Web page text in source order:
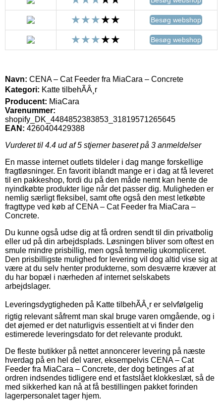
Besøg webshop
Besøg webshop
Navn: CENA – Cat Feeder fra MiaCara – Concrete
Kategori: Katte tilbehÃÂ¸r
Producent: MiaCara
Varenummer:
shopify_DK_4484852383853_31819571265645
EAN: 4260404429388
Vurderet til 4.4 ud af 5 stjerner baseret på 3 anmeldelser
En masse internet outlets tildeler i dag mange forskellige
fragtløsninger. En favorit iblandt mange er i dag at få leveret
til en pakkeshop, fordi du på den måde nemt kan hente de
nyindkøbte produkter lige når det passer dig. Muligheden er
nemlig særligt fleksibel, samt ofte også den mest letkøbte
fragttype ved køb af CENA – Cat Feeder fra MiaCara –
Concrete.
Du kunne også udse dig at få ordren sendt til din privatbolig
eller ud på din arbejdsplads. Løsningen bliver som oftest en
smule mindre prisbillig, men også temmelig ukompliceret.
Den prisbilligste mulighed for levering vil dog altid vise sig at
være at du selv henter produkterne, som desværre kræver at
du har bopæl i nærheden af internet selskabets
arbejdslager.
Leveringsdygtigheden på Katte tilbehÃÂ¸r er selvfølgelig
rigtig relevant såfremt man skal bruge varen omgående, og i
det øjemed er det naturligvis essentielt at vi finder den
estimerede leveringsdato for det relevante produkt.
De fleste butikker på nettet annoncerer levering på næste
hverdag på en hel del varer, eksempelvis CENA – Cat
Feeder fra MiaCara – Concrete, der dog betinges af at
ordren indsendes tidligere end et fastslået klokkeslæt, så de
med sikkerhed kan nå at få bestillingen pakket forinden
lagerpersonalet tager hjem.